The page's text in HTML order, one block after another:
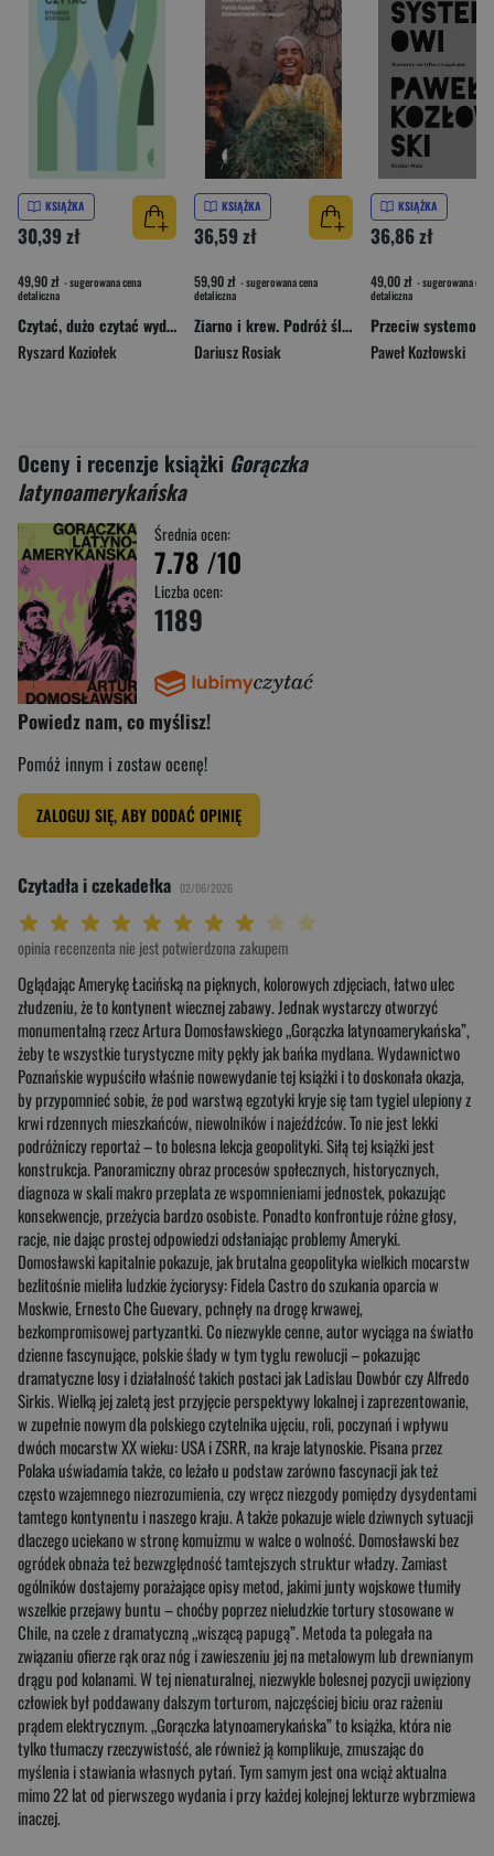
KSIĄŻKA
30,39 zł
49,90 zł - sugerowana cena
detaliczna
Czytać, dużo czytać wyd. 2
Ryszard Koziołek
KSIĄŻKA
36,59 zł
59,90 zł - sugerowana cena
detaliczna
Ziarno i krew. Podróż śladami bliskowschodnich chrześcijan wyd. 3
Dariusz Rosiak
KSIĄŻKA
36,86 zł
49,00 zł - sugerowana cena
detaliczna
Przeciw systemowi
Paweł Kozłowski
Oceny i recenzje książki Gorączka
latynoamerykańska
Średnia ocen:
7.78 /10
Liczba ocen:
1189
Powiedz nam, co myślisz!
Pomóż innym i zostaw ocenę!
ZALOGUJ SIĘ, ABY DODAĆ OPINIĘ
Czytadła i czekadełka 02/06/2026
Twoja ocena: Arcydzieło 10/10"
Twoja ocena: Wybitna 9/10"
Twoja ocena: Rewelacyjna 8/10"
Twoja ocena: Bardzo dobra 7/10"
Twoja ocena: Dobra 6/10"
Twoja ocena: Przeciętna 5/10"
Twoja ocena: Może być 4/10"
Twoja ocena: Słaba 3/10"
Twoja ocena: Bardzo słaba 2/10"
Twoja ocena: Beznadziejna 1/10"
opinia recenzenta nie jest potwierdzona zakupem
Oglądając Amerykę Łacińską na pięknych, kolorowych zdjęciach, łatwo ulec
złudzeniu, że to kontynent wiecznej zabawy. Jednak wystarczy otworzyć
monumentalną rzecz Artura Domosławskiego „Gorączka latynoamerykańska”,
żeby te wszystkie turystyczne mity pękły jak bańka mydlana. Wydawnictwo
Poznańskie wypuściło właśnie nowewydanie tej książki i to doskonała okazja,
by przypomnieć sobie, że pod warstwą egzotyki kryje się tam tygiel ulepiony z
krwi rdzennych mieszkańców, niewolników i najeźdźców. To nie jest lekki
podróżniczy reportaż – to bolesna lekcja geopolityki. Siłą tej książki jest
konstrukcja. Panoramiczny obraz procesów społecznych, historycznych,
diagnoza w skali makro przeplata ze wspomnieniami jednostek, pokazując
konsekwencje, przeżycia bardzo osobiste. Ponadto konfrontuje różne głosy,
racje, nie dając prostej odpowiedzi odsłaniając problemy Ameryki.
Domosławski kapitalnie pokazuje, jak brutalna geopolityka wielkich mocarstw
bezlitośnie mieliła ludzkie życiorysy: Fidela Castro do szukania oparcia w
Moskwie, Ernesto Che Guevary, pchnęły na drogę krwawej,
bezkompromisowej partyzantki. Co niezwykle cenne, autor wyciąga na światło
dzienne fascynujące, polskie ślady w tym tyglu rewolucji – pokazując
dramatyczne losy i działalność takich postaci jak Ladislau Dowbór czy Alfredo
Sirkis. Wielką jej zaletą jest przyjęcie perspektywy lokalnej i zaprezentowanie,
w zupełnie nowym dla polskiego czytelnika ujęciu, roli, poczynań i wpływu
dwóch mocarstw XX wieku: USA i ZSRR, na kraje latynoskie. Pisana przez
Polaka uświadamia także, co leżało u podstaw zarówno fascynacji jak też
często wzajemnego niezrozumienia, czy wręcz niezgody pomiędzy dysydentami
tamtego kontynentu i naszego kraju. A także pokazuje wiele dziwnych sytuacji
dlaczego uciekano w stronę komuizmu w walce o wolność. Domosławski bez
ogródek obnaża też bezwzględność tamtejszych struktur władzy. Zamiast
ogólników dostajemy porażające opisy metod, jakimi junty wojskowe tłumiły
wszelkie przejawy buntu – choćby poprzez nieludzkie tortury stosowane w
Chile, na czele z dramatyczną „wiszącą papugą”. Metoda ta polegała na
związaniu ofierze rąk oraz nóg i zawieszeniu jej na metalowym lub drewnianym
drągu pod kolanami. W tej nienaturalnej, niezwykle bolesnej pozycji uwięziony
człowiek był poddawany dalszym torturom, najczęściej biciu oraz rażeniu
prądem elektrycznym. „Gorączka latynoamerykańska” to książka, która nie
tylko tłumaczy rzeczywistość, ale również ją komplikuje, zmuszając do
myślenia i stawiania własnych pytań. Tym samym jest ona wciąż aktualna
mimo 22 lat od pierwszego wydania i przy każdej kolejnej lekturze wybrzmiewa
inaczej.